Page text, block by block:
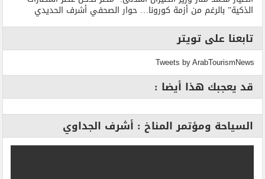
الذكية” بالرغم من أزمة كورونا… حوار الصحفي أشرف الحديدي
تابعنا على تويتر
Tweets by ArabTourismNews
قد يعجبك هذا أيضا :
السياحة ومؤتمر المناخ : أشرف الجداوي